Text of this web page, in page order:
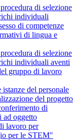
di selezione
individuali
di competenze
di lingua e
di selezione
individuali aventi
gruppo di lavoro
del personale
del progetto
di
ad oggetto
lavoro per
per le STEM"